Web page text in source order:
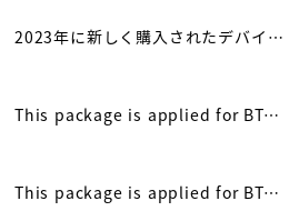
2023年に新しく購入されたデバイスには、このソフトウェアのバージョンをインストールしてください。
This package is applied for BTS CT-4000 Series, CE-6000 Series, CE-7000 Series, and CT/CTE-8000 Series.
This package is applied for BTS CT-4000 Series, CE-6000 Series, CE-7000 Series, and CT/CTE-8000 Series.